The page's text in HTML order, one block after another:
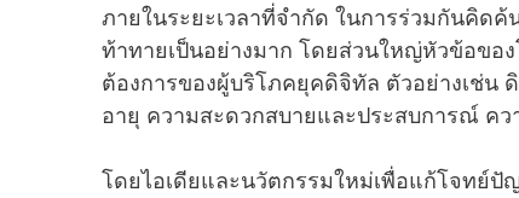
ภายในระยะเวลาที่จำกัด ในการร่วมกันคิด
ท้าทายเป็นอย่างมาก โดยส่วนใหญ่หัวข้อขอ
ต้องการของผู้บริโภคยุคดิจิทัล ตัวอย่างเช่น
อายุ ความสะดวกสบายและประสบการณ์ คว
โดยไอเดียและนวัตกรรมใหม่เพื่อแก้โจทย์ปัญ